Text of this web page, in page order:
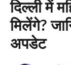
दिल्ली में
मिलेंगे?
अपडेट